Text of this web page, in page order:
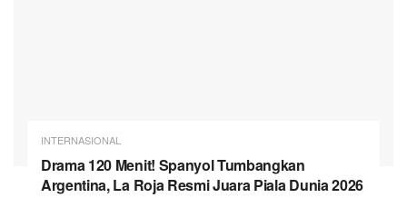
INTERNASIONAL
Drama 120 Menit! Spanyol Tumbangkan
Argentina, La Roja Resmi Juara Piala Dunia 2026